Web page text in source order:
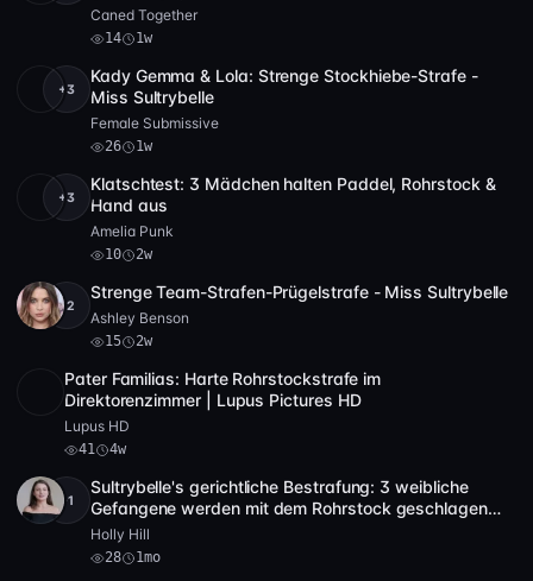
Caned Together
14 1w
Full HD
+3
Kady Gemma & Lola: Strenge Stockhiebe-Strafe -
Miss Sultrybelle
Female Submissive
26 1w
+3
Klatschtest: 3 Mädchen halten Paddel, Rohrstock &
Hand aus
Amelia Punk
10 2w
Full HD
+2
Strenge Team-Strafen-Prügelstrafe - Miss Sultrybelle
Ashley Benson
15 2w
Full HD
Pater Familias: Harte Rohrstockstrafe im
Direktorenzimmer | Lupus Pictures HD
Lupus HD
41 4w
Full HD 28 1:49:42
+1
Sultrybelle's gerichtliche Bestrafung: 3 weibliche
Gefangene werden mit dem Rohrstock geschlagen
und mit Riemen gezüchtigt
Holly Hill
28 1mo